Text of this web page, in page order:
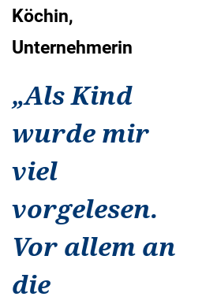
Köchin,
Unternehmerin
„Als Kind
wurde mir
viel
vorgelesen.
Vor allem an
die